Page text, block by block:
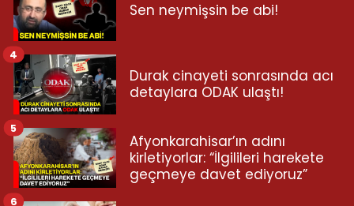
Sen neymişsin be abi!
Durak cinayeti sonrasında acı
detaylara ODAK ulaştı!
4
Afyonkarahisar’ın adını
kirletiyorlar: “İlgilileri harekete
geçmeye davet ediyoruz”
5
6